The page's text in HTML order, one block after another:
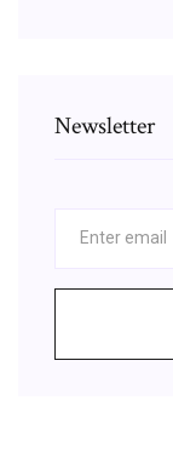
Newsletter